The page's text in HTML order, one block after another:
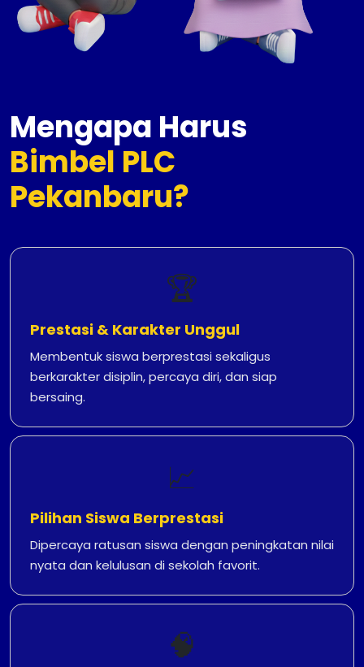
Mengapa Harus
Bimbel PLC
Pekanbaru?
🏆
Prestasi & Karakter Unggul
Membentuk siswa berprestasi sekaligus
berkarakter disiplin, percaya diri, dan siap
bersaing.
📈
Pilihan Siswa Berprestasi
Dipercaya ratusan siswa dengan peningkatan nilai
nyata dan kelulusan di sekolah favorit.
🧠